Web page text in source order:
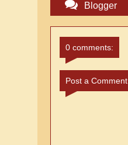
Blogger
Comments
0 comments:
Post a Comment